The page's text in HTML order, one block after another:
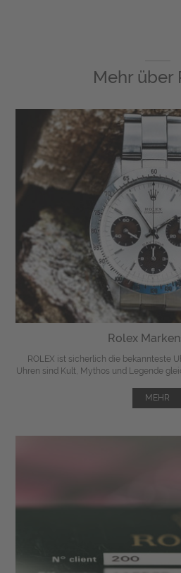
Mehr über
Rolex
ROLEX ist sicherlich die bekannteste
Uhren sind Kult, Mythos und Legende
MEHR